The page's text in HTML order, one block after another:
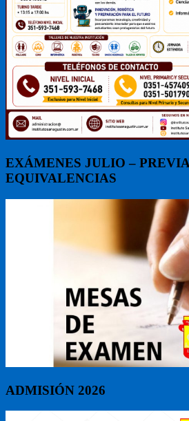
EXÁMENES JULIO –
EQUIVALENCIAS
ADMISIÓN 2026